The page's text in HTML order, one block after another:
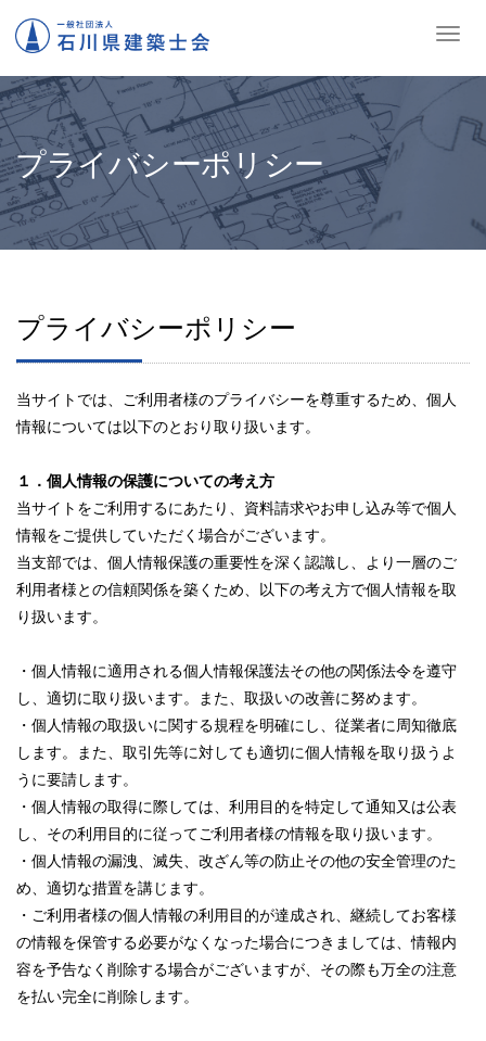
ナ
ゲ
シ
ョ
プライバシーポリシー
プライバシーポリシー
当サイトでは、ご利用者様のプライバシーを尊重するため、個人
情報については以下のとおり取り扱います。
１．個人情報の保護についての考え方
当サイトをご利用するにあたり、資料請求やお申し込み等で個人
情報をご提供していただく場合がございます。
当支部では、個人情報保護の重要性を深く認識し、より一層のご
利用者様との信頼関係を築くため、以下の考え方で個人情報を取
り扱います。
・個人情報に適用される個人情報保護法その他の関係法令を遵守
し、適切に取り扱います。また、取扱いの改善に努めます。
・個人情報の取扱いに関する規程を明確にし、従業者に周知徹底
します。また、取引先等に対しても適切に個人情報を取り扱うよ
うに要請します。
・個人情報の取得に際しては、利用目的を特定して通知又は公表
し、その利用目的に従ってご利用者様の情報を取り扱います。
・個人情報の漏洩、滅失、改ざん等の防止その他の安全管理のた
め、適切な措置を講じます。
・ご利用者様の個人情報の利用目的が達成され、継続してお客様
の情報を保管する必要がなくなった場合につきましては、情報内
容を予告なく削除する場合がございますが、その際も万全の注意
を払い完全に削除します。